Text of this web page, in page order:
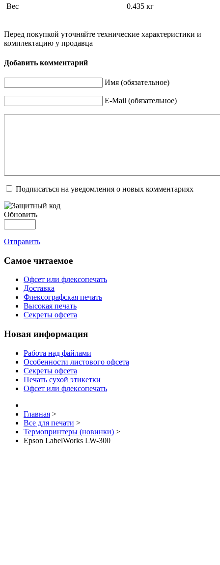
Вес
0.435 кг
Перед покупкой уточняйте технические характеристики и
комплектацию у продавца
Добавить комментарий
Имя (обязательное)
E-Mail (обязательное)
Подписаться на уведомления о новых комментариях
Обновить
Отправить
Самое читаемое
Офсет или флексопечать
Доставка
Флексографская печать
Высокая печать
Секреты офсета
Новая информация
Работа над файлами
Особенности листового офсета
Секреты офсета
Печать сухой этикетки
Офсет или флексопечать
Главная >
Все для печати >
Термопринтеры (новинки) >
Epson LabelWorks LW-300